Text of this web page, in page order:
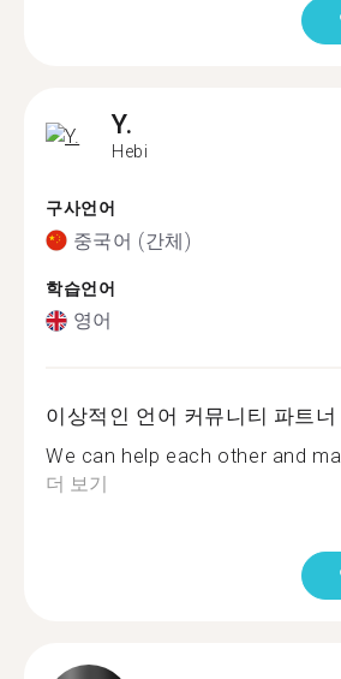
Y.
Hebi
구사언어
중국어 (간체)
학습언어
영어
이상적인 언어 커뮤니티 파트너
We can help each other and
더 보기